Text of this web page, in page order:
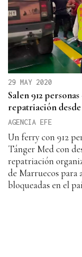
29 MAY 2020
Salen 912
repatriación
AGENCIA EFE
Un ferry con 912
Tánger Med con
repatriación
de Marruecos para
bloqueadas en el